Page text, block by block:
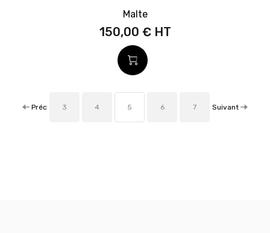
Malte
150,00 €
Préc 3 4 5 6 7 Suivant